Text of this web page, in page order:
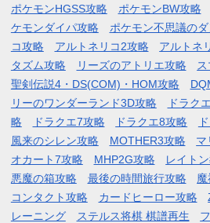
ポケモンHGSS攻略 ポケモンBW攻略
ケモンダイパ攻略
ポケモン不思議の
コ攻略
アルトネリコ2攻略 アルトネ
タズム攻略
リーズのアトリエ攻略
聖剣伝説4・DS(COM)・HOM攻略
リーのワンダーランド3D攻略
ドラク
略
ドラクエ7攻略 ドラクエ8攻略
風来のシレン攻略
MOTHER3攻略 マ
オカート7攻略
MHP2G攻略
レイト
悪魔の箱攻略
最後の時間旅行攻略
コンタクト攻略
カードヒーロー攻略
レーニング
ステルス将棋 棋譜再生